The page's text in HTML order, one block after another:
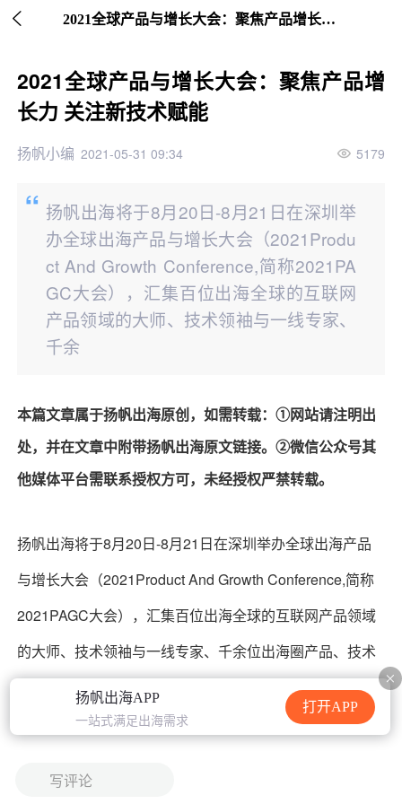
扬帆出海APP
一站式满足出海需求
打开APP
 2021全球产品与增长大会：聚焦产品增长力 关注新技术赋能
继续下拉刷新
2021全球产品与增长大会：聚焦产品增
长力 关注新技术赋能
扬帆小编 2021-05-31 09:34 5179
扬帆出海将于8月20日-8月21日在深圳举
办全球出海产品与增长大会（2021Produ
ct And Growth Conference,简称2021PA
GC大会），汇集百位出海全球的互联网
产品领域的大师、技术领袖与一线专家、
千余
本篇文章属于扬帆出海原创，如需转载：①网站请注明出
处，并在文章中附带扬帆出海原文链接。②微信公众号其
他媒体平台需联系授权方可，未经授权严禁转载。
扬帆出海将于8月20日-8月21日在深圳举办全球出海产品
与增长大会（2021Product And Growth Conference,简称
2021PAGC大会），汇集百位出海全球的互联网产品领域
的大师、技术领袖与一线专家、千余位出海圈产品、技术
精英，共同开展一场面向中国出海产品技术人的高端盛
2021年已经走过了将近一半，全球反复震荡的新冠疫情，
写评论
加载中...